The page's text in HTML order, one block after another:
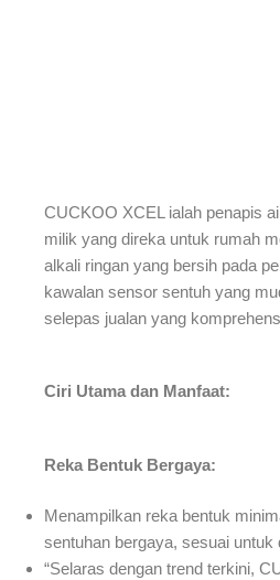
CUCKOO XCEL ialah penapis
milik yang direka untuk rumah
alkali ringan yang bersih pada
kawalan sensor sentuh yang
selepas jualan yang
Ciri Utama dan Manfaat:
Reka Bentuk Bergaya:
Menampilkan reka bentuk
sentuhan bergaya, sesuai untuk
“Selaras dengan trend terkini,